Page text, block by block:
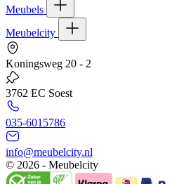
Meubels
Meubelcity
Koningsweg 20 - 2
3762 EC Soest
035-6015786
info@meubelcity.nl
© 2026 - Meubelcity